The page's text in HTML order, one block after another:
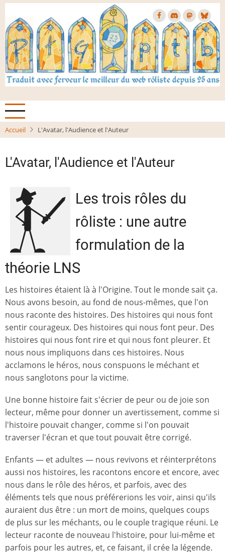
Aller
contenu
principal
Accueil L'Avatar, l'Audience et l'Auteur
L'Avatar, l'Audience et l'Auteur
Les trois rôles du
rôliste : une autre
formulation de la
théorie LNS
Les histoires étaient là à l'Origine. Tout le monde sait ça.
Nous avons besoin, au fond de nous-mêmes, que l'on
nous raconte des histoires. Des histoires qui nous font
sentir courageux. Des histoires qui nous font peur. Des
histoires qui nous font rire et qui nous font pleurer. Et
nous nous impliquons dans ces histoires. Nous
acclamons le héros, nous conspuons le méchant et
nous sanglotons pour la victime.
Une bonne histoire fait s'écrier de peur ou de joie son
lecteur, même pour donner un avertissement, comme si
l'histoire pouvait changer, comme si l'on pouvait
traverser l'écran et que tout pouvait être corrigé.
Enfants — et adultes — nous revivons et réinterprétons
aussi nos histoires, les racontons encore et encore, avec
nous dans le rôle des héros, et parfois, avec des
éléments tels que nous préférerions les voir, ainsi qu'ils
auraient dus être : un mort de moins, quelques coups
de plus sur les méchants, ou le couple tragique réuni. Le
lecteur raconte de nouveau l'histoire, pour lui-même et
parfois pour les autres, et, ce faisant, il crée la légende.